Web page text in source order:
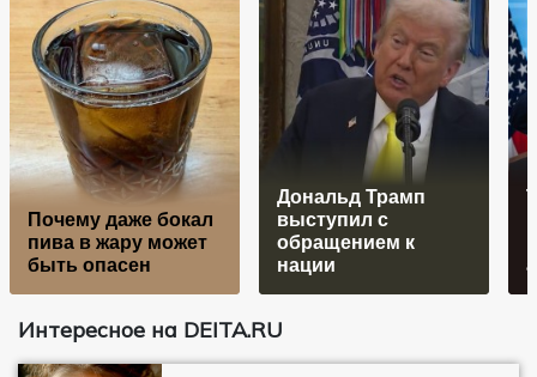
Почему даже бокал
пива в жару может
быть опасен
Дональд Трамп
выступил с
обращением к
нации
Интересное на DEITA.RU